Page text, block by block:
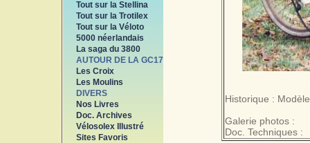
Tout sur la Stellina
Tout sur la Trotilex
Tout sur la Véloto
5000 néerlandais
La saga du 3800
AUTOUR DE LA GC17
Les Croix
Les Moulins
DIVERS
Nos Livres
Doc. Archives
Vélosolex Illustré
Sites Favoris
Historique :
Galerie photos :
Doc. Techniques :